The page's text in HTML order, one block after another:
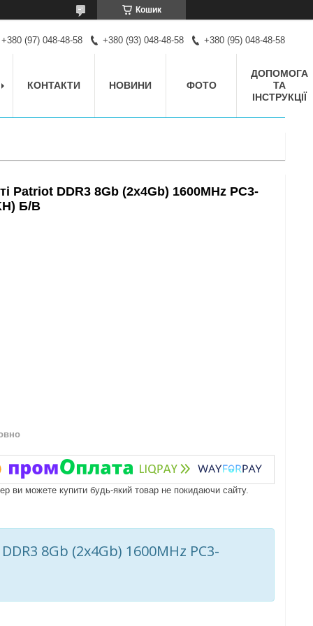
Кошик
+380 (97) 048-48-58 +380 (93) 048-48-58 +380 (95) 048-48-58
КОНТАКТИ НОВИНИ ФОТО
ДОПОМОГА
ТА
ІНСТРУКЦІЇ
Patriot DDR3 8Gb (2x4Gb) 1600MHz PC3-
Б/В
ви можете купити будь-який товар не покидаючи сайту.
8Gb (2x4Gb) 1600MHz PC3-